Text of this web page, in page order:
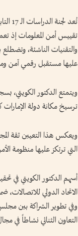
تُعد
تقييس أمن المعلومات إذ
والتقنيات الناشئة، وتضطلع
عليها مستقبل رقمي آمن
ويتمتع الدكتور الكويتي،
ترسيخ مكانة دولة الإمارات
ويعكس هذا التعيين ثقة
التي ترتكز عليها منظومة
الاتحاد الدولي
وفي تطوير الشراكة بين
التعاون الثنائي نشاطاً في